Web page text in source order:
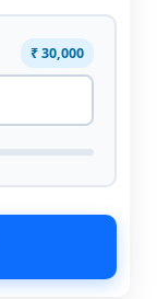
₹ 30,000